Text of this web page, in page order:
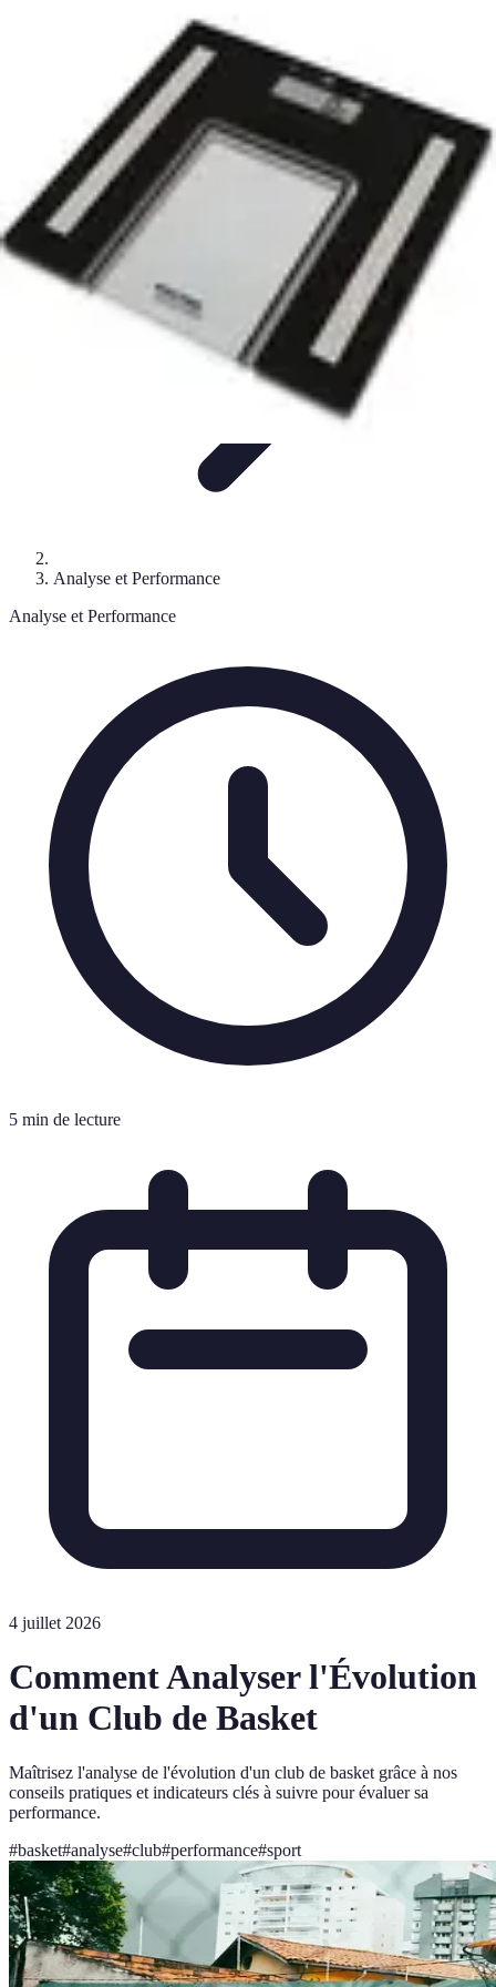
Gestion de ClubCréation et Gestion de
Formation d'ÉquipeCoaching et Équipe
Club de Basket
Analyse et Performance
Analyse et Performance
5 min de lecture
4 juillet 2026
Comment Analyser l'Évolution
d'un Club de Basket
Maîtrisez l'analyse de l'évolution d'un club de basket grâce à nos
conseils pratiques et indicateurs clés à suivre pour évaluer sa
performance.
#basket#analyse#club#performance#sport